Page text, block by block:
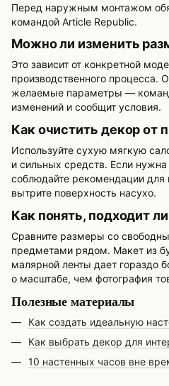
Перед наружным монтажом
командой Article Republic.
Можно ли изменить
Это зависит от конкретной
производственного процесса.
желаемые параметры —
изменений и сообщит условия.
Как очистить декор от
Используйте сухую мягкую
и сильных средств. Если
соблюдайте рекомендации для
вытрите поверхность насухо.
Как понять, подходит
Сравните размеры со
предметами рядом. Макет из
малярной ленты дает гораздо
о масштабе, чем фотография
Полезные материалы
Как создать идеальную
Как выбрать декор для
10 настенных часов вне